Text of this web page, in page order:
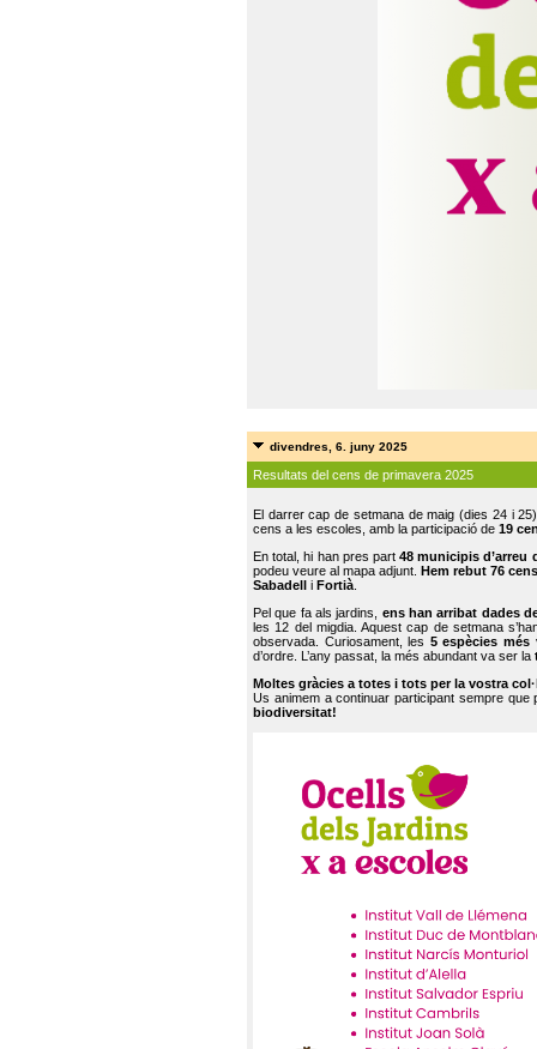
divendres, 6. juny 2025
Resultats del cens de primavera 2025
El darrer cap de setmana de maig (dies 24 i
cens a les escoles, amb la participació de 19
En total, hi han pres part48 municipis d’arreu
podeu veure al mapa adjunt. Hem rebut 76
Sabadell
i Fortià.
Pel que fa als jardins, ens han arribat dades
les 12 del migdia. Aquest cap de setmana
observada. Curiosament, les 5 espècies més
d’ordre. L’any passat, la més abundant va ser la
Moltes gràcies a totes i tots per la vostra
Us animem a continuar participant sempre que
biodiversitat!